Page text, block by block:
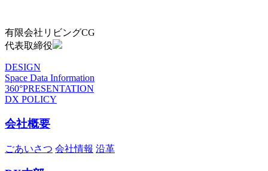
有限会社リビングCG
代表取締役
DESIGN
Space Data Information
360°PRESENTATION
DX POLICY
会社概要
ごあいさつ 会社情報 沿革